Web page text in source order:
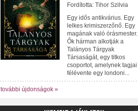
Fordította: Tihor Szilvia
Egy idős antikvárius. Egy
lelkes krimiszerzőnő. Egy
magának való órásmester.
Ők hárman alkotják a
Talányos Tárgyak
Társaságát, egy titkos
csoportot, amelynek tagjai
félévente egy londoni...
további újdonságok »